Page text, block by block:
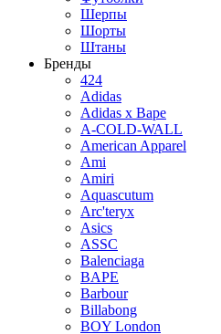
Шерпы
Шорты
Штаны
Бренды
424
Adidas
Adidas x Bape
A-COLD-WALL
American Apparel
Ami
Amiri
Aquascutum
Arc'teryx
Asics
ASSC
Balenciaga
BAPE
Barbour
Billabong
BOY London